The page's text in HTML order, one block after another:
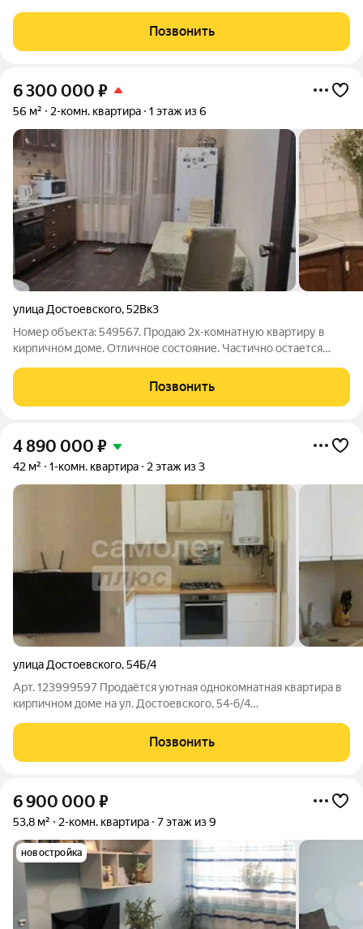
качественным ремонтом, что позволяет заехать без
дополнительных вложений; часть мебели
Позвонить
6 300 000 ₽
56 м² 2-комн. квартира 1 этаж из 6
улица Достоевского,52Вк3
Номер объекта: 549567. Продаю 2х-комнатную квартиру в
кирпичном доме. Отличное состояние. Частично остается
Позвонить
4 890 000 ₽
42 м² 1-комн. квартира 2 этаж из 3
улица Достоевского,54Б/4
Арт. 123999597 Продаётся уютная однокомнатная квартира в
кирпичном доме на ул. Достоевского, 54-б/4
шума снизу и сверху. Окна: Выходят во
Позвонить
6 900 000 ₽
53,8 м² 2-комн. квартира 7 этаж из 9
новостройка